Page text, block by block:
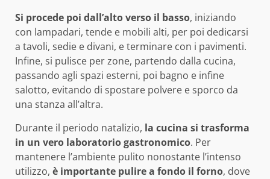
Si procede poi dall’alto verso il basso, iniziando
con lampadari, tende e mobili alti, per poi dedicarsi
a tavoli, sedie e divani, e terminare con i pavimenti.
Infine, si pulisce per zone, partendo dalla cucina,
passando agli spazi esterni, poi bagno e infine
salotto, evitando di spostare polvere e sporco da
una stanza all’altra.
Durante il periodo natalizio, la cucina si trasforma
in un vero laboratorio gastronomico. Per
mantenere l’ambiente pulito nonostante l’intenso
utilizzo, è importante pulire a fondo il forno, dove